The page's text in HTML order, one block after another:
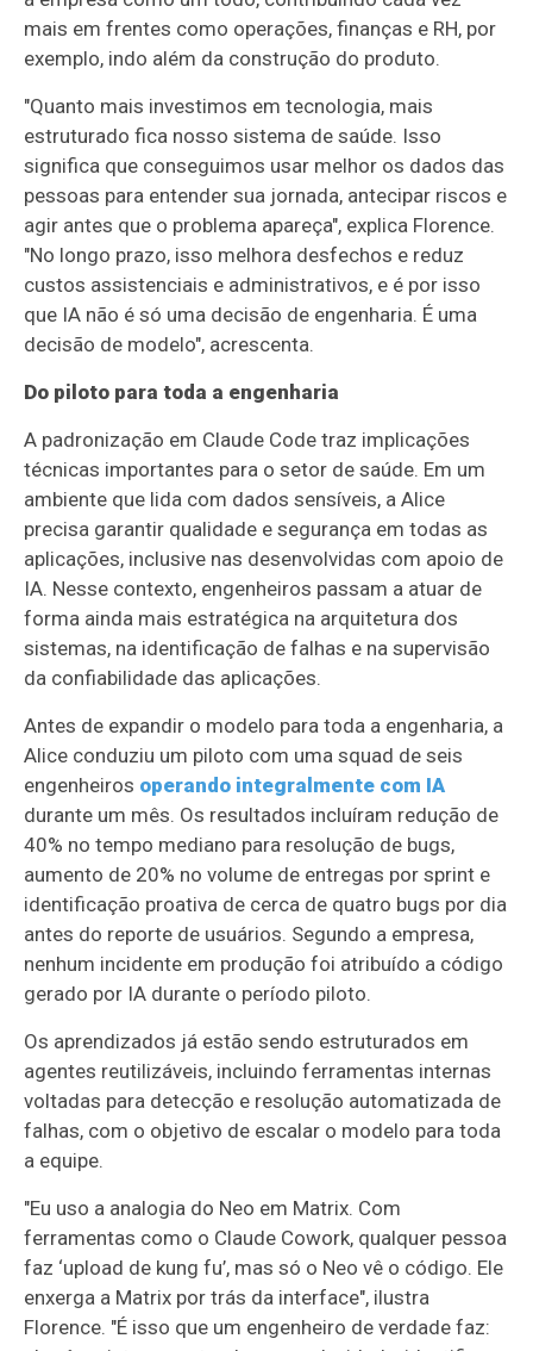
mais em frentes como operações, finanças e RH, por
exemplo, indo além da construção do produto.
"Quanto mais investimos em tecnologia, mais
estruturado fica nosso sistema de saúde. Isso
significa que conseguimos usar melhor os dados das
pessoas para entender sua jornada, antecipar riscos e
agir antes que o problema apareça", explica Florence.
"No longo prazo, isso melhora desfechos e reduz
custos assistenciais e administrativos, e é por isso
que IA não é só uma decisão de engenharia. É uma
decisão de modelo", acrescenta.
Do piloto para toda a engenharia
A padronização em Claude Code traz implicações
técnicas importantes para o setor de saúde. Em um
ambiente que lida com dados sensíveis, a Alice
precisa garantir qualidade e segurança em todas as
aplicações, inclusive nas desenvolvidas com apoio de
IA. Nesse contexto, engenheiros passam a atuar de
forma ainda mais estratégica na arquitetura dos
sistemas, na identificação de falhas e na supervisão
da confiabilidade das aplicações.
Antes de expandir o modelo para toda a engenharia, a
Alice conduziu um piloto com uma squad de seis
engenheiros operando integralmente com IA
durante um mês. Os resultados incluíram redução de
40% no tempo mediano para resolução de bugs,
aumento de 20% no volume de entregas por sprint e
identificação proativa de cerca de quatro bugs por dia
antes do reporte de usuários. Segundo a empresa,
nenhum incidente em produção foi atribuído a código
gerado por IA durante o período piloto.
Os aprendizados já estão sendo estruturados em
agentes reutilizáveis, incluindo ferramentas internas
voltadas para detecção e resolução automatizada de
falhas, com o objetivo de escalar o modelo para toda
a equipe.
"Eu uso a analogia do Neo em Matrix. Com
ferramentas como o Claude Cowork, qualquer pessoa
faz ‘upload de kung fu’, mas só o Neo vê o código. Ele
enxerga a Matrix por trás da interface", ilustra
Florence. "É isso que um engenheiro de verdade faz: